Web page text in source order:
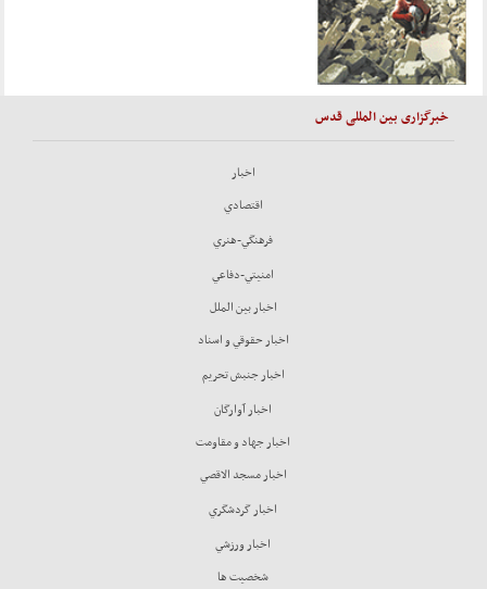
خبرگزاری بین المللی قدس
اخبار
اقتصادي
فرهنگي-هنري
امنيتي-دفاعي
اخبار بين الملل
اخبار حقوقي و اسناد
اخبار جنبش تحريم
اخبار آوارگان
اخبار جهاد و مقاومت
اخبار مسجد الاقصي
اخبار گردشگري
اخبار ورزشي
شخصيت ها